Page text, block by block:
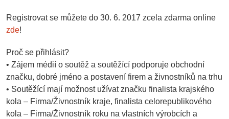
Registrovat se můžete do 30. 6. 2017 zcela zdarma online
zde!
Proč se přihlásit?
• Zájem médií o soutěž a soutěžící podporuje obchodní
značku, dobré jméno a postavení firem a živnostníků na trhu
• Soutěžící mají možnost užívat značku finalista krajského
kola – Firma/Živnostník kraje, finalista celorepublikového
kola – Firma/Živnostník roku na vlastních výrobcích a